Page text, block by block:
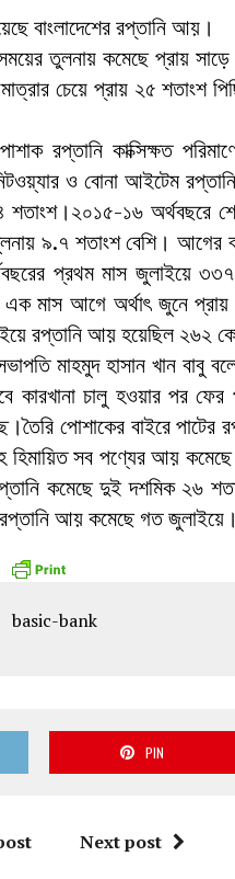
ঈদ সামগ্রী বিতরন
অফিসে ভয়াবহ দুর্নীতি
বাংলাদেশের রপ্তানি আয়।
তুলনায় কমেছে প্রায়
চেয়ে প্রায় ২৫ শতাংশ
রপ্তানি কাক্সিক্ষত
ও বোনা আইটেম
১৬ অর্থবছরে
৯.৭ শতাংশ বেশি। আগের
প্রথম মাস জুলাইয়ে ৩৩৭
মাস আগে অর্থাৎ জুনে প্রায়
রপ্তানি আয় হয়েছিল ২৬২
মাহমুদ হাসান খান বাবু
চালু হওয়ার পর
পোশাকের বাইরে পাটের
হিমায়িত সব পণ্যের আয়
কমেছে দুই দশমিক ২৬
রপ্তানি আয় কমেছে গত জুলাইয়ে।
PIN
Next post